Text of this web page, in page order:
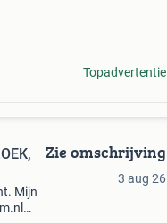
Topadvertentie
Mijn
Zie omschrijving
3 aug 26